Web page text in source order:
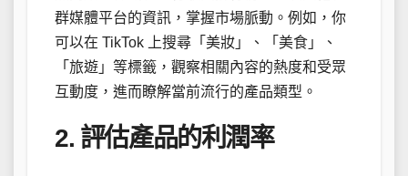
群媒體平台的資訊，掌握市場脈動。例如，你
可以在 TikTok 上搜尋「美妝」、「美食」、
「旅遊」等標籤，觀察相關內容的熱度和受眾
互動度，進而瞭解當前流行的產品類型。
2. 評估產品的利潤率